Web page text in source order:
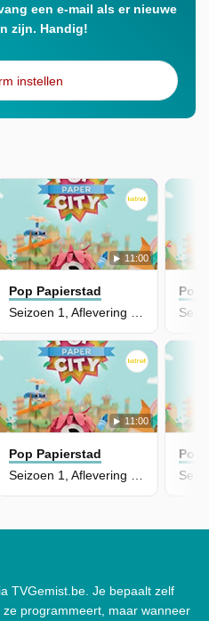
een e-mail als er nieuwe
zijn. Handig!
instellen
11:00
Pop Papierstad
Seizoen 1, Aflevering 10 - Mae-Mae's Prachtige Parel
11:00
Pop Papierstad
Pop
Pop
TVGemist.be. Je bepaalt zelf
programmeert, maar wanneer